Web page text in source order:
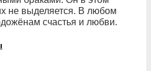
не выделяется. В любом
счастья и любви.